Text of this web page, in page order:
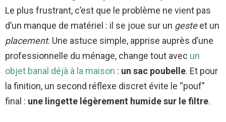
Le plus frustrant, c’est que le problème ne vient pas
d’un manque de matériel : il se joue sur un gesteet un
placement. Une astuce simple, apprise auprès d’une
professionnelle du ménage, change tout avec un
objet banal déjà à la maison : un sac poubelle. Et pour
la finition, un second réflexe discret évite le “pouf”
final : une lingette légèrement humide sur le filtre.